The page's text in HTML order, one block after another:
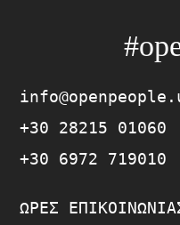
+30 28215 01060
+30 6972 719010
ΏΡΕΣ